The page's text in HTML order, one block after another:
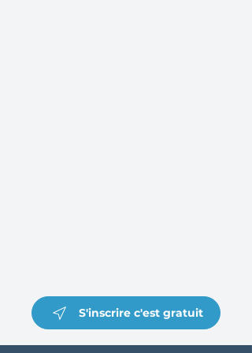
S'inscrire c'est gratuit